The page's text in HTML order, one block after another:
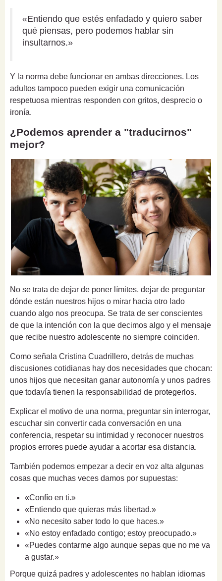
«Entiendo que estés enfadado y quiero saber
qué piensas, pero podemos hablar sin
insultarnos.»
Y la norma debe funcionar en ambas direcciones. Los
adultos tampoco pueden exigir una comunicación
respetuosa mientras responden con gritos, desprecio o
ironía.
¿Podemos aprender a "traducirnos"
mejor?
No se trata de dejar de poner límites, dejar de preguntar
dónde están nuestros hijos o mirar hacia otro lado
cuando algo nos preocupa. Se trata de ser conscientes
de que la intención con la que decimos algo y el mensaje
que recibe nuestro adolescente no siempre coinciden.
Como señala Cristina Cuadrillero, detrás de muchas
discusiones cotidianas hay dos necesidades que chocan:
unos hijos que necesitan ganar autonomía y unos padres
que todavía tienen la responsabilidad de protegerlos.
Explicar el motivo de una norma, preguntar sin interrogar,
escuchar sin convertir cada conversación en una
conferencia, respetar su intimidad y reconocer nuestros
propios errores puede ayudar a acortar esa distancia.
También podemos empezar a decir en voz alta algunas
cosas que muchas veces damos por supuestas:
«Confío en ti.»
«Entiendo que quieras más libertad.»
«No necesito saber todo lo que haces.»
«No estoy enfadado contigo; estoy preocupado.»
«Puedes contarme algo aunque sepas que no me va
a gustar.»
Porque quizá padres y adolescentes no hablan idiomas